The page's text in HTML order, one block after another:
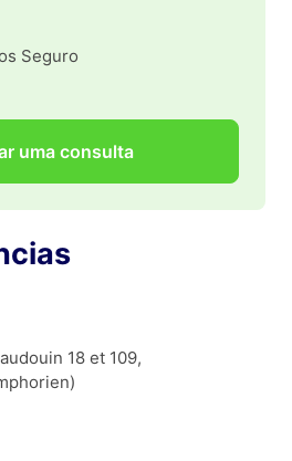
Seguro
uma consulta
18 et 109,